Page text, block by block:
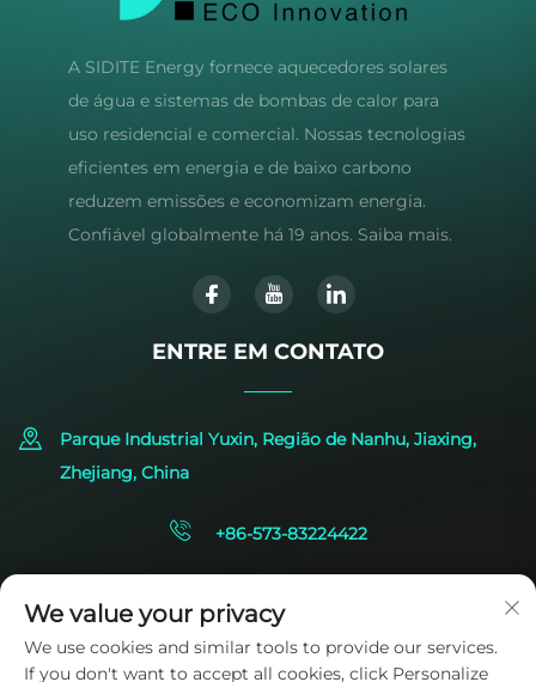
A SIDITE Energy fornece aquecedores solares
de água e sistemas de bombas de calor para
uso residencial e comercial. Nossas tecnologias
eficientes em energia e de baixo carbono
reduzem emissões e economizam energia.
Confiável globalmente há 19 anos. Saiba mais.
ENTRE EM CONTATO
Parque Industrial Yuxin, Região de Nanhu, Jiaxing,
Zhejiang, China
+86-573-83224422
We value your privacy
We use cookies and similar tools to provide our services.
If you don't want to accept all cookies, click Personalize